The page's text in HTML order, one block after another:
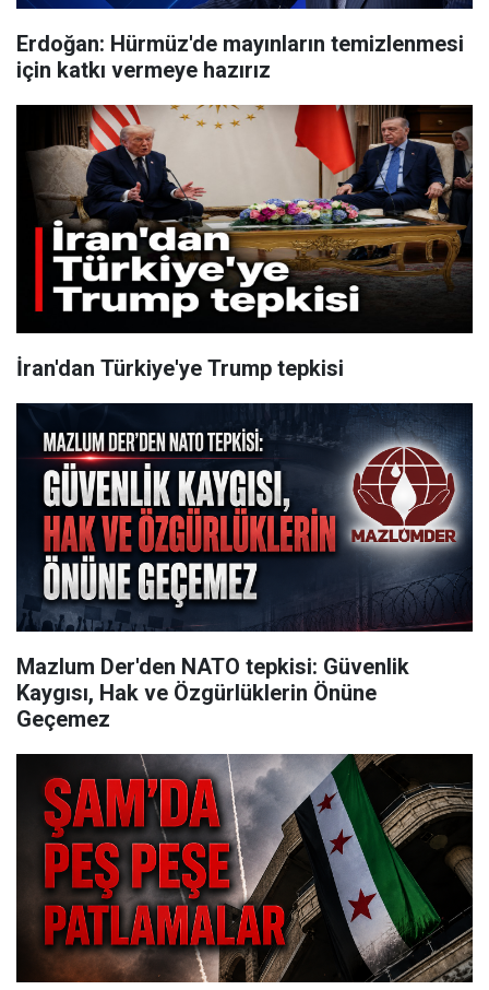
Erdoğan: Hürmüz'de mayınların temizlenmesi
için katkı vermeye hazırız
İran'dan Türkiye'ye Trump tepkisi
Mazlum Der'den NATO tepkisi: Güvenlik
Kaygısı, Hak ve Özgürlüklerin Önüne
Geçemez